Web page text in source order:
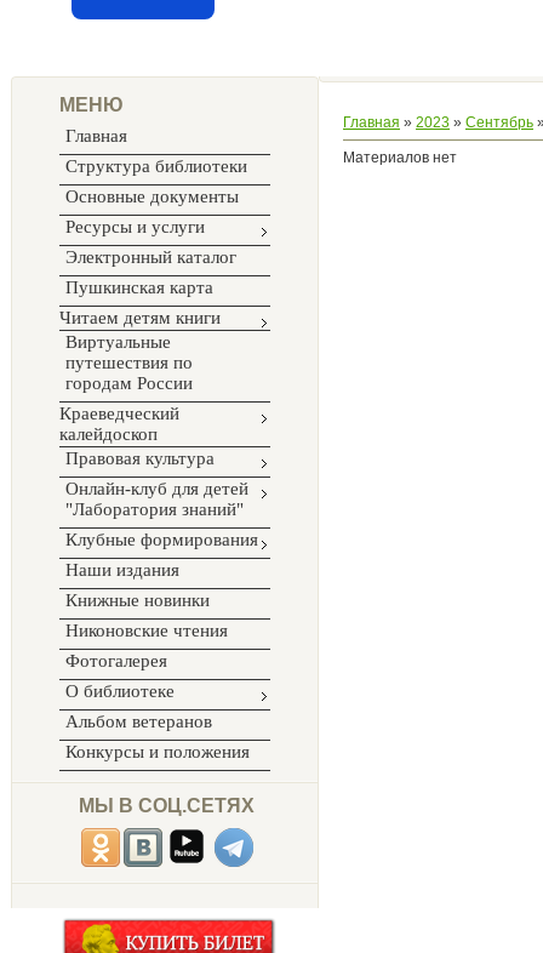
МЕНЮ
Главная
Структура библиотеки
Основные документы
Ресурсы и услуги
Электронный каталог
Пушкинская карта
Читаем детям книги
Виртуальные
путешествия по
городам России
Краеведческий
калейдоскоп
Правовая культура
Онлайн-клуб для детей
"Лаборатория знаний"
Клубные формирования
Наши издания
Книжные новинки
Никоновские чтения
Фотогалерея
О библиотеке
Альбом ветеранов
Конкурсы и положения
МЫ В СОЦ.СЕТЯХ
Главная » 2023 » Сентябрь
Материалов нет